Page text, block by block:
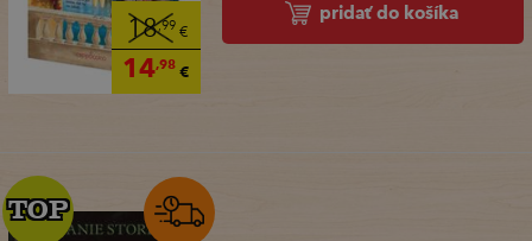
18,99 €
14,98€
pridať do košíka
TOP
TOP